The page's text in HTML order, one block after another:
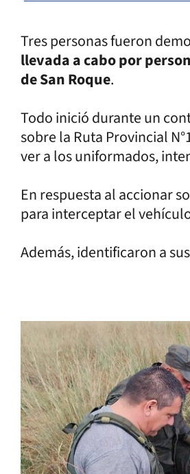
Tres personas fueron
llevada a cabo por
de San Roque.
Todo inició durante un
sobre la Ruta Provincial
ver a los uniformados,
En respuesta al accionar
para interceptar el
Además, identificaron a